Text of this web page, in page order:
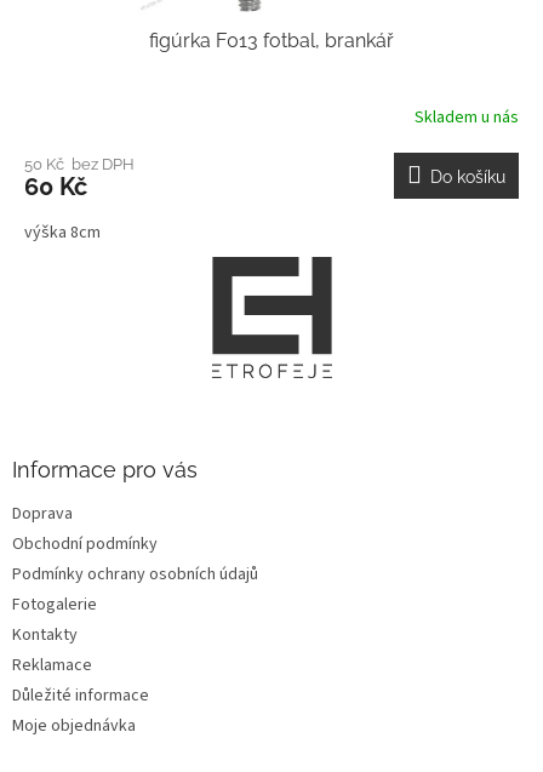
figúrka F013 fotbal, brankář
Skladem u nás
50 Kč bez DPH
60 Kč Do košíku
výška 8cm
Informace pro vás
Doprava
Obchodní podmínky
Podmínky ochrany osobních údajů
Fotogalerie
Kontakty
Reklamace
Důležité informace
Moje objednávka